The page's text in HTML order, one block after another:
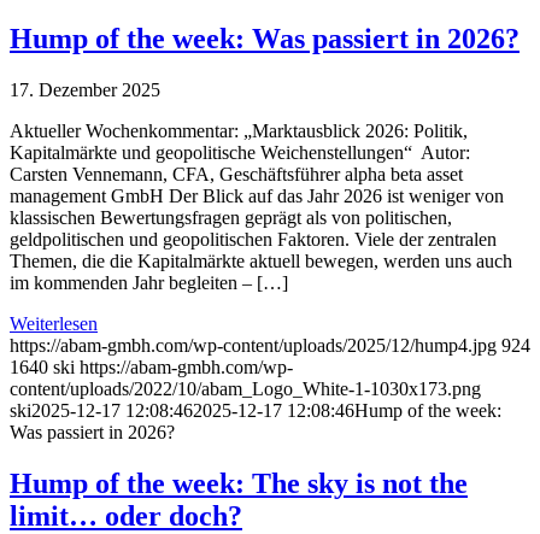
Hump of the week: Was passiert in 2026?
17. Dezember 2025
Aktueller Wochenkommentar: „Marktausblick 2026: Politik,
Kapitalmärkte und geopolitische Weichenstellungen“ Autor:
Carsten Vennemann, CFA, Geschäftsführer alpha beta asset
management GmbH Der Blick auf das Jahr 2026 ist weniger von
klassischen Bewertungsfragen geprägt als von politischen,
geldpolitischen und geopolitischen Faktoren. Viele der zentralen
Themen, die die Kapitalmärkte aktuell bewegen, werden uns auch
im kommenden Jahr begleiten – […]
Weiterlesen
https://abam-gmbh.com/wp-content/uploads/2025/12/hump4.jpg 924
1640 ski https://abam-gmbh.com/wp-
content/uploads/2022/10/abam_Logo_White-1-1030x173.png
ski2025-12-17 12:08:462025-12-17 12:08:46Hump of the week:
Was passiert in 2026?
Hump of the week: The sky is not the
limit… oder doch?